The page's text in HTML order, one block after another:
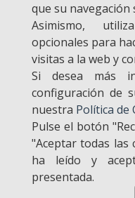
que su navegación
Asimismo,
opcionales para
visitas a la web y
Si desea más
configuración de
nuestra Política de
Pulse el botón
"Aceptar todas las
ha leído y
presentada.
© 2026 El Sector Público.
y condiciones de uso.
Todas las imágenes